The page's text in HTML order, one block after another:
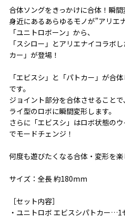
合体ソングをきっかけに合体！瞬間
身近にあるあらゆるモノが”アリエ
「ユニトロボーン」から、
「スシロー」とアリエナイコラボ
カー」が登場！
「エビスシ」と「パトカー」が合
です。
ジョイント部分を合体させること
ライ型のロボに瞬間変形します。
さらに「エビスシ」はロボ状態の
でモードチェンジ！
何度も遊びたくなる合体・変形を楽
サイズ：全長 約180mm
［セット内容］
・ユニトロボ エビスシパトカー…1